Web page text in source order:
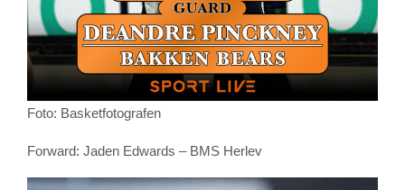
Foto: Basketfotografen
Forward: Jaden Edwards – BMS Herlev